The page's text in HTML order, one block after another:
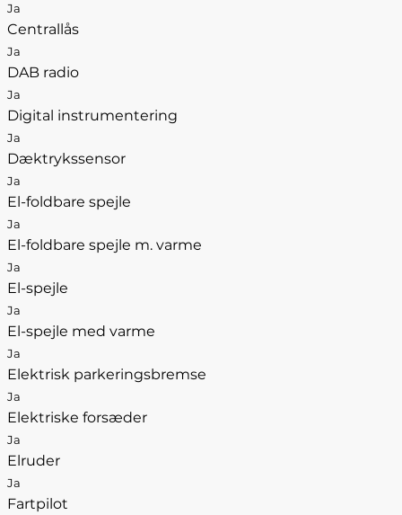
Ja
Centrallås
Ja
DAB radio
Ja
Digital instrumentering
Ja
Dæktrykssensor
Ja
El-foldbare spejle
Ja
El-foldbare spejle m. varme
Ja
El-spejle
Ja
El-spejle med varme
Ja
Elektrisk parkeringsbremse
Ja
Elektriske forsæder
Ja
Elruder
Ja
Fartpilot